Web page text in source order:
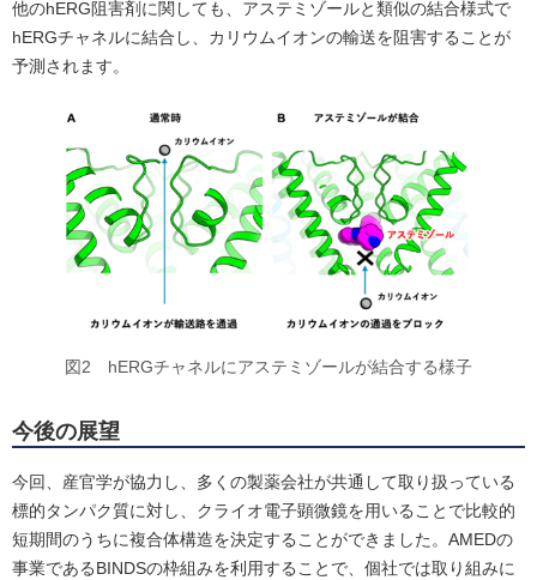
他のhERG阻害剤に関しても、アステミゾールと類似の結合様式で
hERGチャネルに結合し、カリウムイオンの輸送を阻害することが
予測されます。
図2 hERGチャネルにアステミゾールが結合する様子
今後の展望
今回、産官学が協力し、多くの製薬会社が共通して取り扱っている
標的タンパク質に対し、クライオ電子顕微鏡を用いることで比較的
短期間のうちに複合体構造を決定することができました。AMEDの
事業であるBINDSの枠組みを利用することで、個社では取り組みに